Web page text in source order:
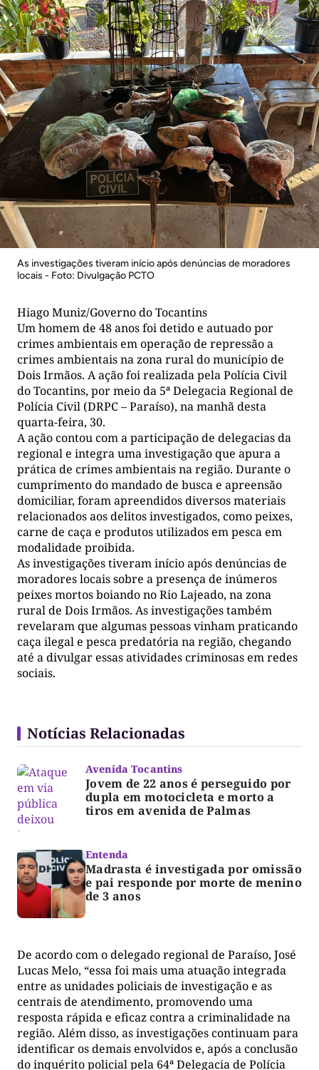
As investigações tiveram início após denúncias de moradores
locais - Foto: Divulgação PCTO
Hiago Muniz/Governo do Tocantins
Um homem de 48 anos foi detido e autuado por
crimes ambientais em operação de repressão a
crimes ambientais na zona rural do município de
Dois Irmãos. A ação foi realizada pela Polícia Civil
do Tocantins, por meio da 5ª Delegacia Regional de
Polícia Civil (DRPC – Paraíso), na manhã desta
quarta-feira, 30.
A ação contou com a participação de delegacias da
regional e integra uma investigação que apura a
prática de crimes ambientais na região. Durante o
cumprimento do mandado de busca e apreensão
domiciliar, foram apreendidos diversos materiais
relacionados aos delitos investigados, como peixes,
carne de caça e produtos utilizados em pesca em
modalidade proibida.
As investigações tiveram início após denúncias de
moradores locais sobre a presença de inúmeros
peixes mortos boiando no Rio Lajeado, na zona
rural de Dois Irmãos. As investigações também
revelaram que algumas pessoas vinham praticando
caça ilegal e pesca predatória na região, chegando
até a divulgar essas atividades criminosas em redes
sociais.
Notícias Relacionadas
Avenida Tocantins
Jovem de 22 anos é perseguido por
dupla em motocicleta e morto a
tiros em avenida de Palmas
Entenda
Madrasta é investigada por omissão
e pai responde por morte de menino
de 3 anos
De acordo com o delegado regional de Paraíso, José
Lucas Melo, “essa foi mais uma atuação integrada
entre as unidades policiais de investigação e as
centrais de atendimento, promovendo uma
resposta rápida e eficaz contra a criminalidade na
região. Além disso, as investigações continuam para
identificar os demais envolvidos e, após a conclusão
do inquérito policial pela 64ª Delegacia de Polícia